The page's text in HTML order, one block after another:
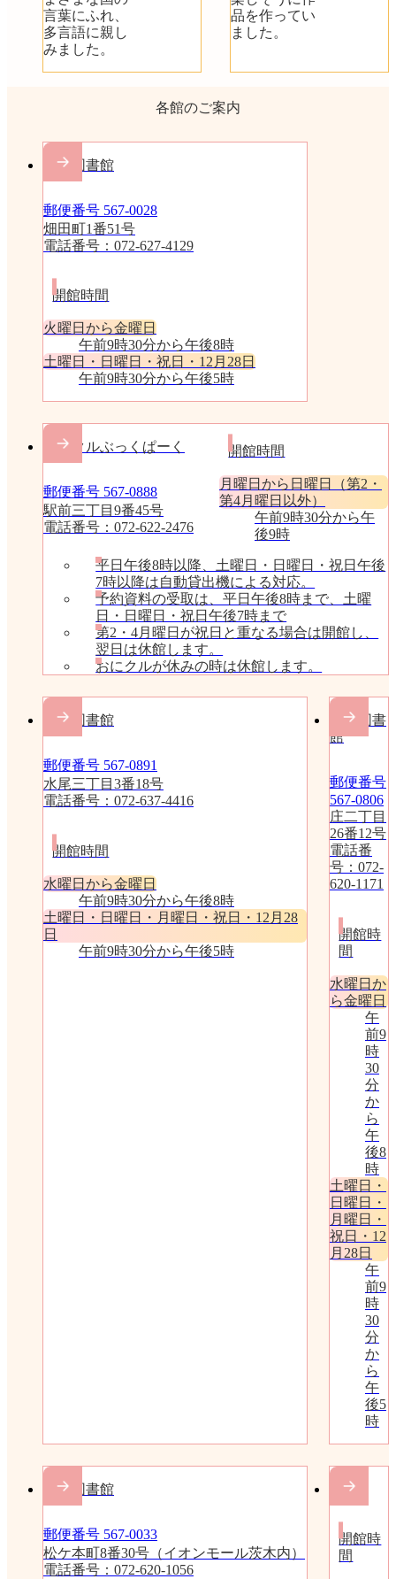
言葉にふれ、
多言語に親し
みました。
品を作ってい
ました。
各館のご案内
中央図書館
郵便番号 567-0028
畑田町1番51号
電話番号：072-627-4129
開館時間
火曜日から金曜日
午前9時30分から午後8時
土曜日・日曜日・祝日・12月28日
午前9時30分から午後5時
おにクルぶっくぱーく
郵便番号 567-0888
駅前三丁目9番45号
電話番号：072-622-2476
開館時間
月曜日から日曜日（第2・
第4月曜日以外）
午前9時30分から午
後9時
平日午後8時以降、土曜日・日曜日・祝日午後
7時以降は自動貸出機による対応。
予約資料の受取は、平日午後8時まで、土曜
日・日曜日・祝日午後7時まで
第2・4月曜日が祝日と重なる場合は開館し、
翌日は休館します。
おにクルが休みの時は休館します。
水尾図書館
郵便番号 567-0891
水尾三丁目3番18号
電話番号：072-637-4416
開館時間
水曜日から金曜日
午前9時30分から午後8時
土曜日・日曜日・月曜日・祝日・12月28
日
午前9時30分から午後5時
庄栄図書
館
郵便番号
567-0806
庄二丁目
26番12号
電話番
号：072-
620-1171
開館時
間
水曜日か
ら金曜日
午
前9
時
30
分
か
ら
午
後8
時
土曜日・
日曜日・
月曜日・
祝日・12
月28日
午
前9
時
30
分
か
ら
午
後5
時
穂積図書館
郵便番号 567-0033
松ケ本町8番30号（イオンモール茨木内）
電話番号：072-620-1056
分室
開館時
間